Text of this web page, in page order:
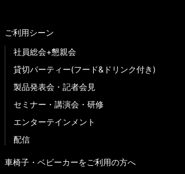
ご利用シーン
社員総会+懇親会
貸切パーティー(フード&ドリンク付き)
製品発表会・記者会見
セミナー・講演会・研修
エンターテインメント
配信
車椅子・ベビーカーをご利用の方へ